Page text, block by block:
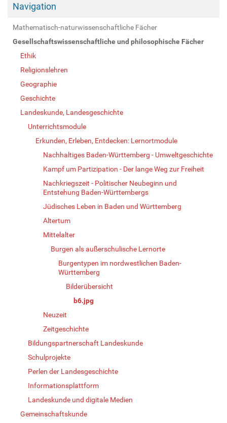
Navigation
Mathematisch-naturwissenschaftliche Fächer
Gesellschaftswissenschaftliche und philosophische Fächer
Ethik
Religionslehren
Geographie
Geschichte
Landeskunde, Landesgeschichte
Unterrichtsmodule
Erkunden, Erleben, Entdecken: Lernortmodule
Nachhaltiges Baden-Württemberg - Umweltgeschichte
Kampf um Partizipation - Der lange Weg zur Freiheit
Nachkriegszeit - Politischer Neubeginn und
Entstehung Baden-Württembergs
Jüdisches Leben in Baden und Württemberg
Altertum
Mittelalter
Burgen als außerschulische Lernorte
Burgentypen im nordwestlichen Baden-
Württemberg
Bilderübersicht
b6.jpg
Neuzeit
Zeitgeschichte
Bildungspartnerschaft Landeskunde
Schulprojekte
Perlen der Landesgeschichte
Informationsplattform
Landeskunde und digitale Medien
Gemeinschaftskunde